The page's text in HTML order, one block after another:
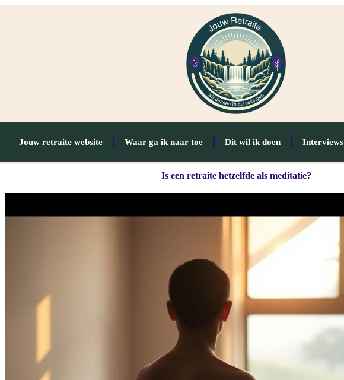
Jouw retraite website Waar ga ik naar toe Dit wil ik doen Interviews
Is een retraite hetzelfde als meditatie?